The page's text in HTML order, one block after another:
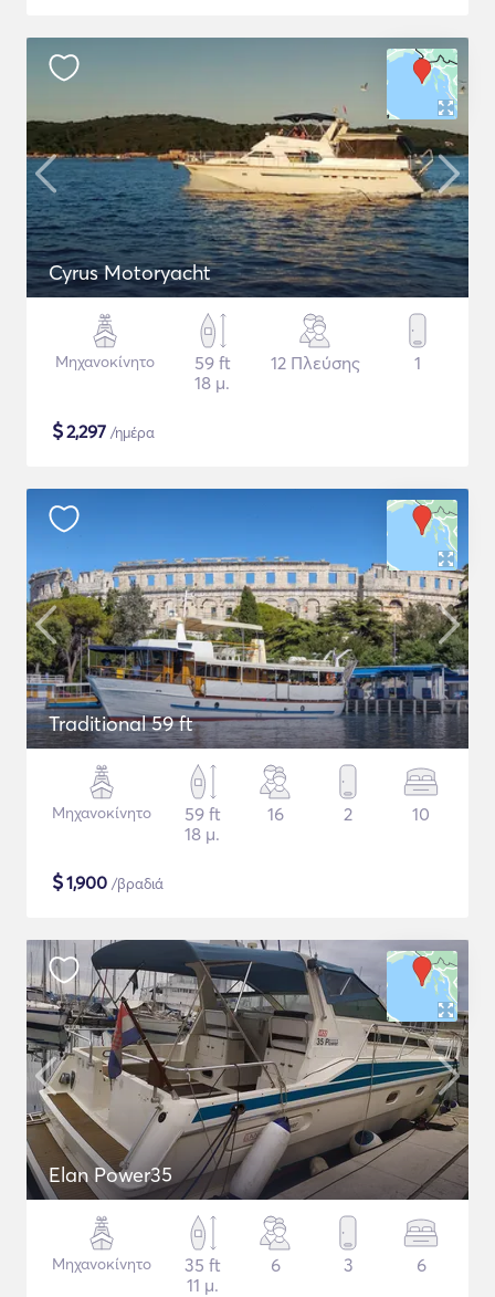
Cyrus Motoryacht
Μηχανοκίνητο
59 ft
18 μ.
12 Πλεύσης 1
$2,297 /ημέρα
Traditional 59 ft
Μηχανοκίνητο
59 ft
18 μ.
16 2 10
$1,900 /βραδιά
Elan Power35
Μηχανοκίνητο
35 ft
11 μ.
6 3 6